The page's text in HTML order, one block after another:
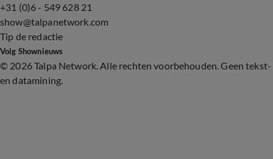
+31 (0)6 - 549 628 21
show@talpanetwork.com
Tip de redactie
Volg Shownieuws
© 2026 Talpa Network. Alle rechten voorbehouden. Geen tekst-
en datamining.